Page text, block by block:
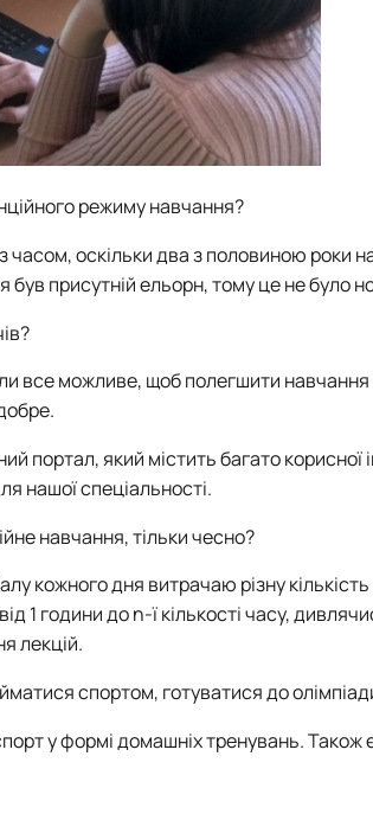
режиму навчання?
оскільки два з половиною роки
був присутній ельорн, тому це не було
все можливе, щоб полегшити навчання
портал, який містить багато
нашої спеціальності.
навчання, тільки чесно?
кожного дня витрачаю різну
1 години доn-ї кількості часу,
лекцій.
спортом, готуватися до
у формі домашніх тренувань.